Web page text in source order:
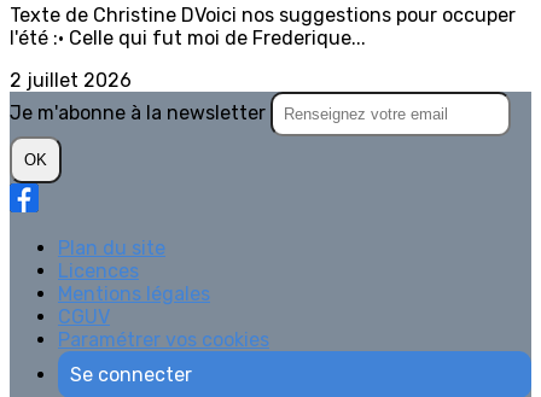
Texte de Christine DVoici nos suggestions pour occuper
l'été :• Celle qui fut moi de Frederique...
2 juillet 2026
Je m'abonne à la newsletter
OK
Plan du site
Licences
Mentions légales
CGUV
Paramétrer vos cookies
Se connecter